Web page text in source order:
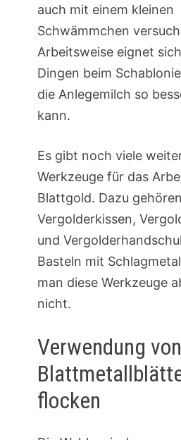
auch mit einem kleinen
Schwämmchen
Arbeitsweise eignet
Dingen beim
die Anlegemilch so
kann.
Es gibt noch viele
Werkzeuge für das
Blattgold. Dazu
Vergolderkissen,
und
Basteln mit
man diese Werkzeuge
nicht.
Verwendung von
flocken